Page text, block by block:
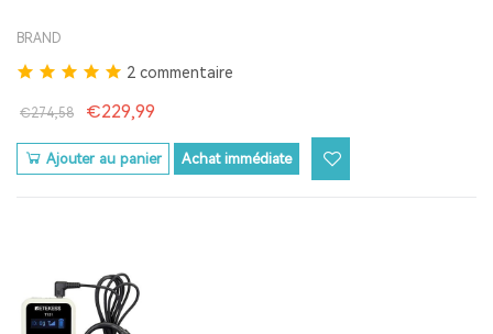
BRAND
2 commentaire
€274,58 €229,99
Ajouter au panier Achat immédiate